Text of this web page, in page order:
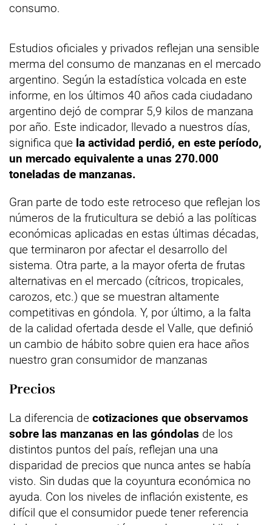
consumo.
Estudios oficiales y privados reflejan una sensible
merma del consumo de manzanas en el mercado
argentino. Según la estadística volcada en este
informe, en los últimos 40 años cada ciudadano
argentino dejó de comprar 5,9 kilos de manzana
por año. Este indicador, llevado a nuestros días,
significa que la actividad perdió, en este período,
un mercado equivalente a unas 270.000
toneladas de manzanas.
Gran parte de todo este retroceso que reflejan los
números de la fruticultura se debió a las políticas
económicas aplicadas en estas últimas décadas,
que terminaron por afectar el desarrollo del
sistema. Otra parte, a la mayor oferta de frutas
alternativas en el mercado (cítricos, tropicales,
carozos, etc.) que se muestran altamente
competitivas en góndola. Y, por último, a la falta
de la calidad ofertada desde el Valle, que definió
un cambio de hábito sobre quien era hace años
nuestro gran consumidor de manzanas
Precios
La diferencia de cotizaciones que observamos
sobre las manzanas en las góndolas de los
distintos puntos del país, reflejan una una
disparidad de precios que nunca antes se había
visto. Sin dudas que la coyuntura económica no
ayuda. Con los niveles de inflación existente, es
difícil que el consumidor puede tener referencia